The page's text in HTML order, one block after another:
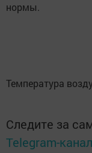
нормы.
Температура
Следите за
Telegram-